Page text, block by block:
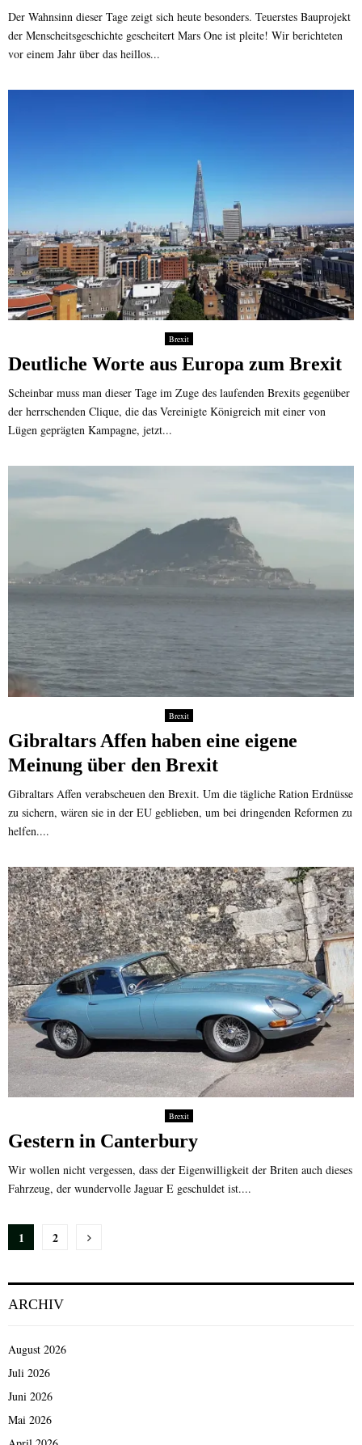
Der Wahnsinn dieser Tage zeigt sich heute besonders. Teuerstes Bauprojekt
der Menscheitsgeschichte gescheitert Mars One ist pleite! Wir berichteten
vor einem Jahr über das heillos...
Brexit
Deutliche Worte aus Europa zum Brexit
Scheinbar muss man dieser Tage im Zuge des laufenden Brexits gegenüber
der herrschenden Clique, die das Vereinigte Königreich mit einer von
Lügen geprägten Kampagne, jetzt...
Brexit
Gibraltars Affen haben eine eigene
Meinung über den Brexit
Gibraltars Affen verabscheuen den Brexit. Um die tägliche Ration Erdnüsse
zu sichern, wären sie in der EU geblieben, um bei dringenden Reformen zu
helfen....
Brexit
Gestern in Canterbury
Wir wollen nicht vergessen, dass der Eigenwilligkeit der Briten auch dieses
Fahrzeug, der wundervolle Jaguar E geschuldet ist....
Seitennummerierung
Beiträge
1 2
ARCHIV
August 2026
Juli 2026
Juni 2026
Mai 2026